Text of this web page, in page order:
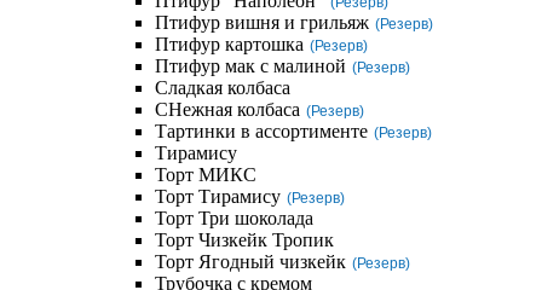
Птифур вишня и грильяж (Резерв)
Птифур картошка (Резерв)
Птифур мак с малиной (Резерв)
Сладкая колбаса
СНежная колбаса (Резерв)
Тартинки в ассортименте (Резерв)
Тирамису
Торт МИКС
Торт Тирамису (Резерв)
Торт Три шоколада
Торт Чизкейк Тропик
Торт Ягодный чизкейк (Резерв)
Трубочка с кремом